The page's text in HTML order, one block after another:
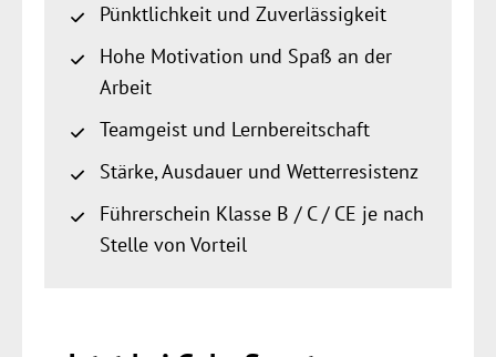
Pünktlichkeit und Zuverlässigkeit
Hohe Motivation und Spaß an der
Arbeit
Teamgeist und Lernbereitschaft
Stärke, Ausdauer und Wetterresistenz
Führerschein Klasse B / C / CE je nach
Stelle von Vorteil